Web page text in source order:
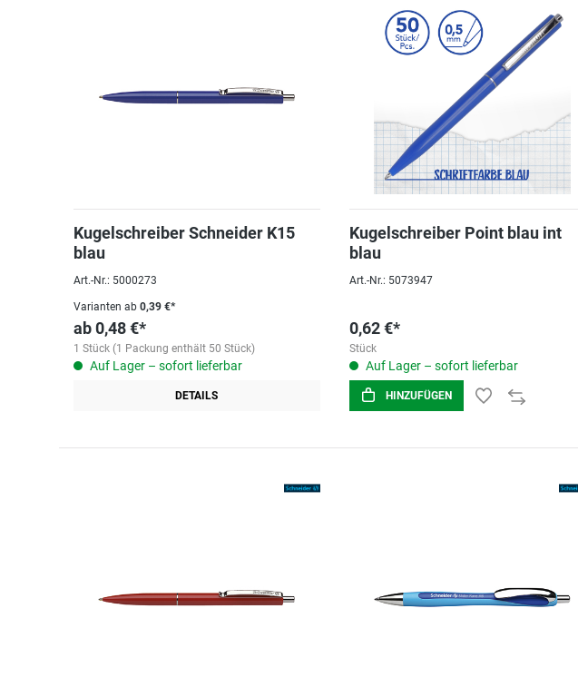
Kugelschreiber Schneider K15
blau
Art.-Nr.: 5000273
Varianten ab 0,39 €*
ab0,48 €*
1 Stück (1 Packung enthält 50 Stück)
Auf Lager – sofort lieferbar
DETAILS
Kugelschreiber Point blau int
blau
Art.-Nr.: 5073947
0,62 €*
Stück
Auf Lager – sofort lieferbar
HINZUFÜGEN